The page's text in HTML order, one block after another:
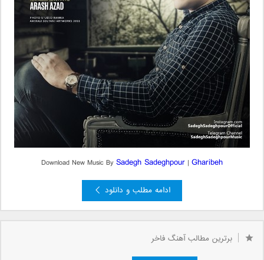
Download New Music BySadegh Sadeghpour | Gharibeh
ادامه مطلب و دانلود
برترین مطالب آهنگ فاخر